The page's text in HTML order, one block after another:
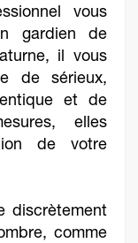
vous
gardien de
il vous
de sérieux,
et de
elles
de votre
discrètement
comme